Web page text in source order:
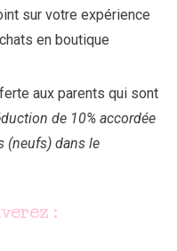
sur votre expérience
en boutique
aux parents qui sont
de 10% accordée
(neufs) dans le
: